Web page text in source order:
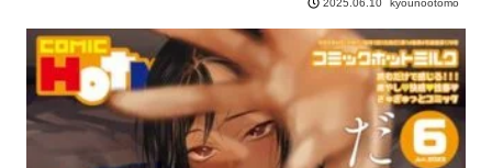
2025.06.10 kyounootomo